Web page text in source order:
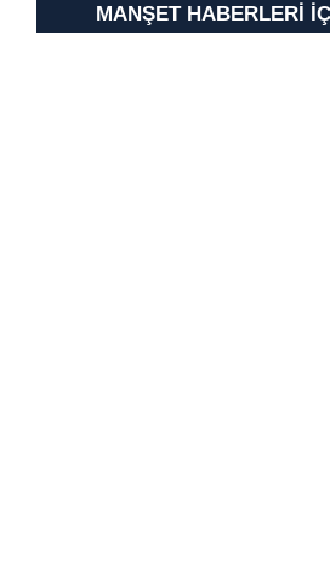
Çerezlere ilişkin tercihlerinizi
MANŞET HABERLERİ